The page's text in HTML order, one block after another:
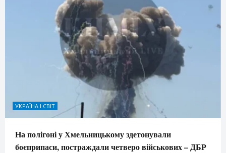
УКРАЇНА І СВІТ
На полігоні у Хмельницькому здетонували
боєприпаси, постраждали четверо військових – ДБР